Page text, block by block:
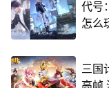
代号
怎么
三国